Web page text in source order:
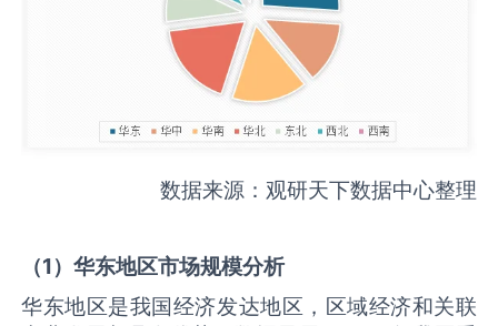
数据来源：观研天下数据中心整理
（1）华东地区市场规模分析
华东地区是我国经济发达地区，区域经济和关联